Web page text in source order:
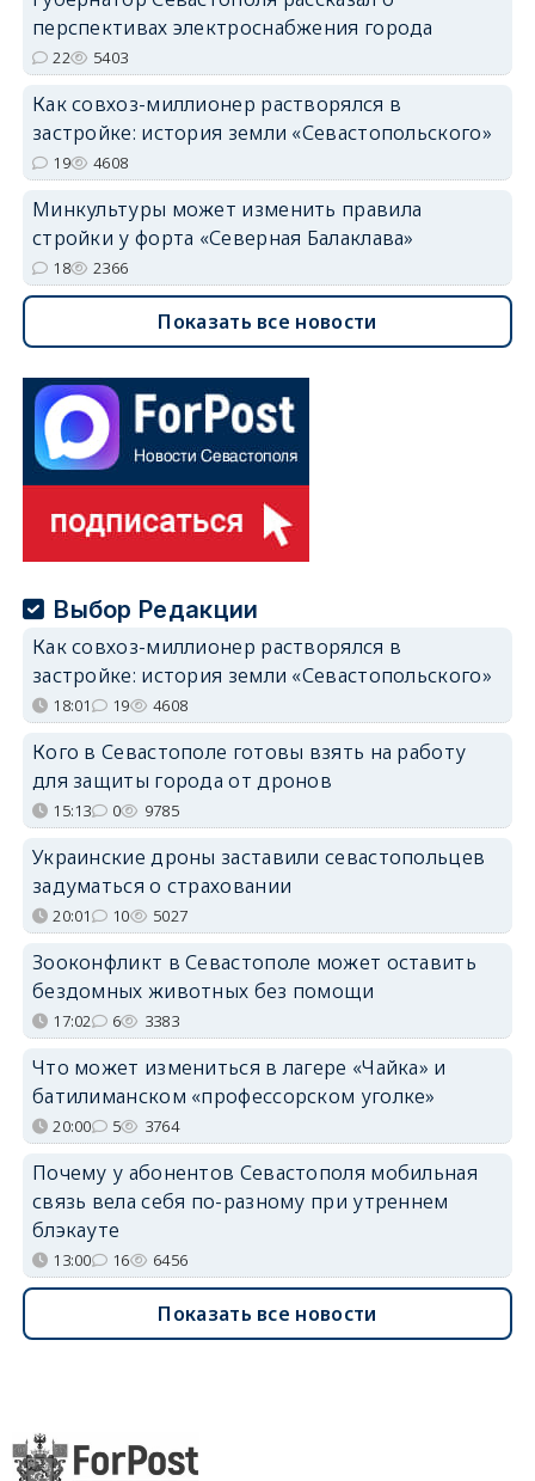
перспективах электроснабжения города
22 5403
Как совхоз-миллионер растворялся в
застройке: история земли «Севастопольского»
19 4608
Минкультуры может изменить правила
стройки у форта «Северная Балаклава»
18 2366
Показать все новости
Выбор Редакции
Как совхоз-миллионер растворялся в
застройке: история земли «Севастопольского»
18:01 19 4608
Кого в Севастополе готовы взять на работу
для защиты города от дронов
15:13 0 9785
Украинские дроны заставили севастопольцев
задуматься о страховании
20:01 10 5027
Зооконфликт в Севастополе может оставить
бездомных животных без помощи
17:02 6 3383
Что может измениться в лагере «Чайка» и
батилиманском «профессорском уголке»
20:00 5 3764
Почему у абонентов Севастополя мобильная
связь вела себя по-разному при утреннем
блэкауте
13:00 16 6456
Показать все новости